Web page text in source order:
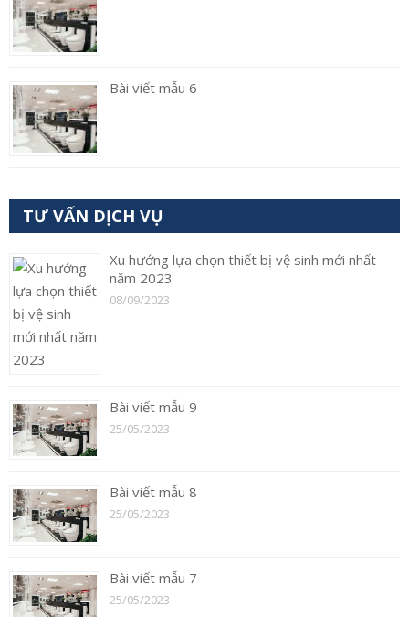
Bài viết mẫu 6
TƯ VẤN DỊCH VỤ
Xu hướng lựa chọn thiết bị vệ sinh mới nhất
năm 2023
08/09/2023
Bài viết mẫu 9
25/05/2023
Bài viết mẫu 8
25/05/2023
Bài viết mẫu 7
25/05/2023